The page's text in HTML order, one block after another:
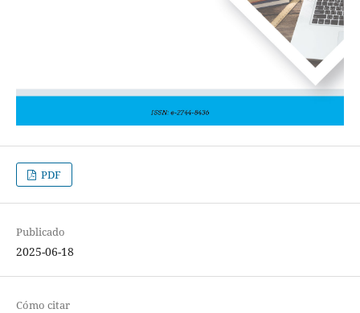
PDF
Publicado
2025-06-18
Cómo citar